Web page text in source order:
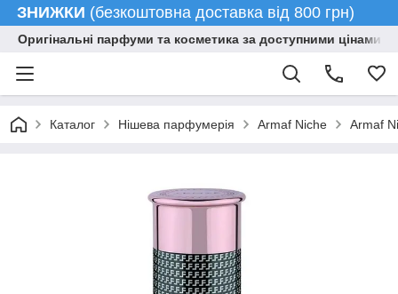
ЗНИЖКИ (безкоштовна доставка від 800 грн)
Оригінальні парфуми та косметика за доступними цінами
Каталог Нішева парфумерія Armaf Niche Armaf